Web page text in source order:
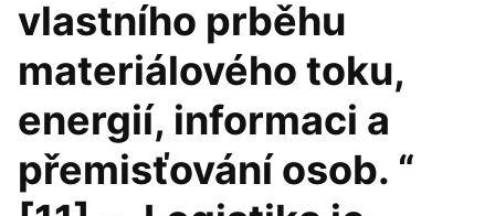
vlastního prběhu
materiálového toku,
energií, informaci a
přemisťování osob. “